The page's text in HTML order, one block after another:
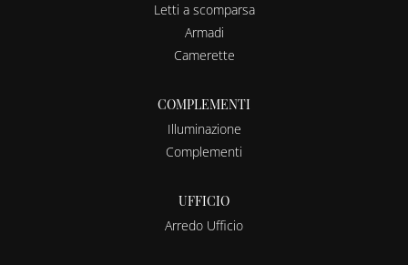
Letti a scomparsa
Armadi
Camerette
COMPLEMENTI
Illuminazione
Complementi
UFFICIO
Arredo Ufficio